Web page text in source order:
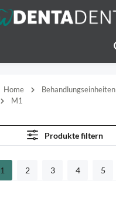
Home Behandlungseinheiten
M1
Produkte filtern
Seite
1
Seite
2
Seite
3
Seite
4
Seite
5